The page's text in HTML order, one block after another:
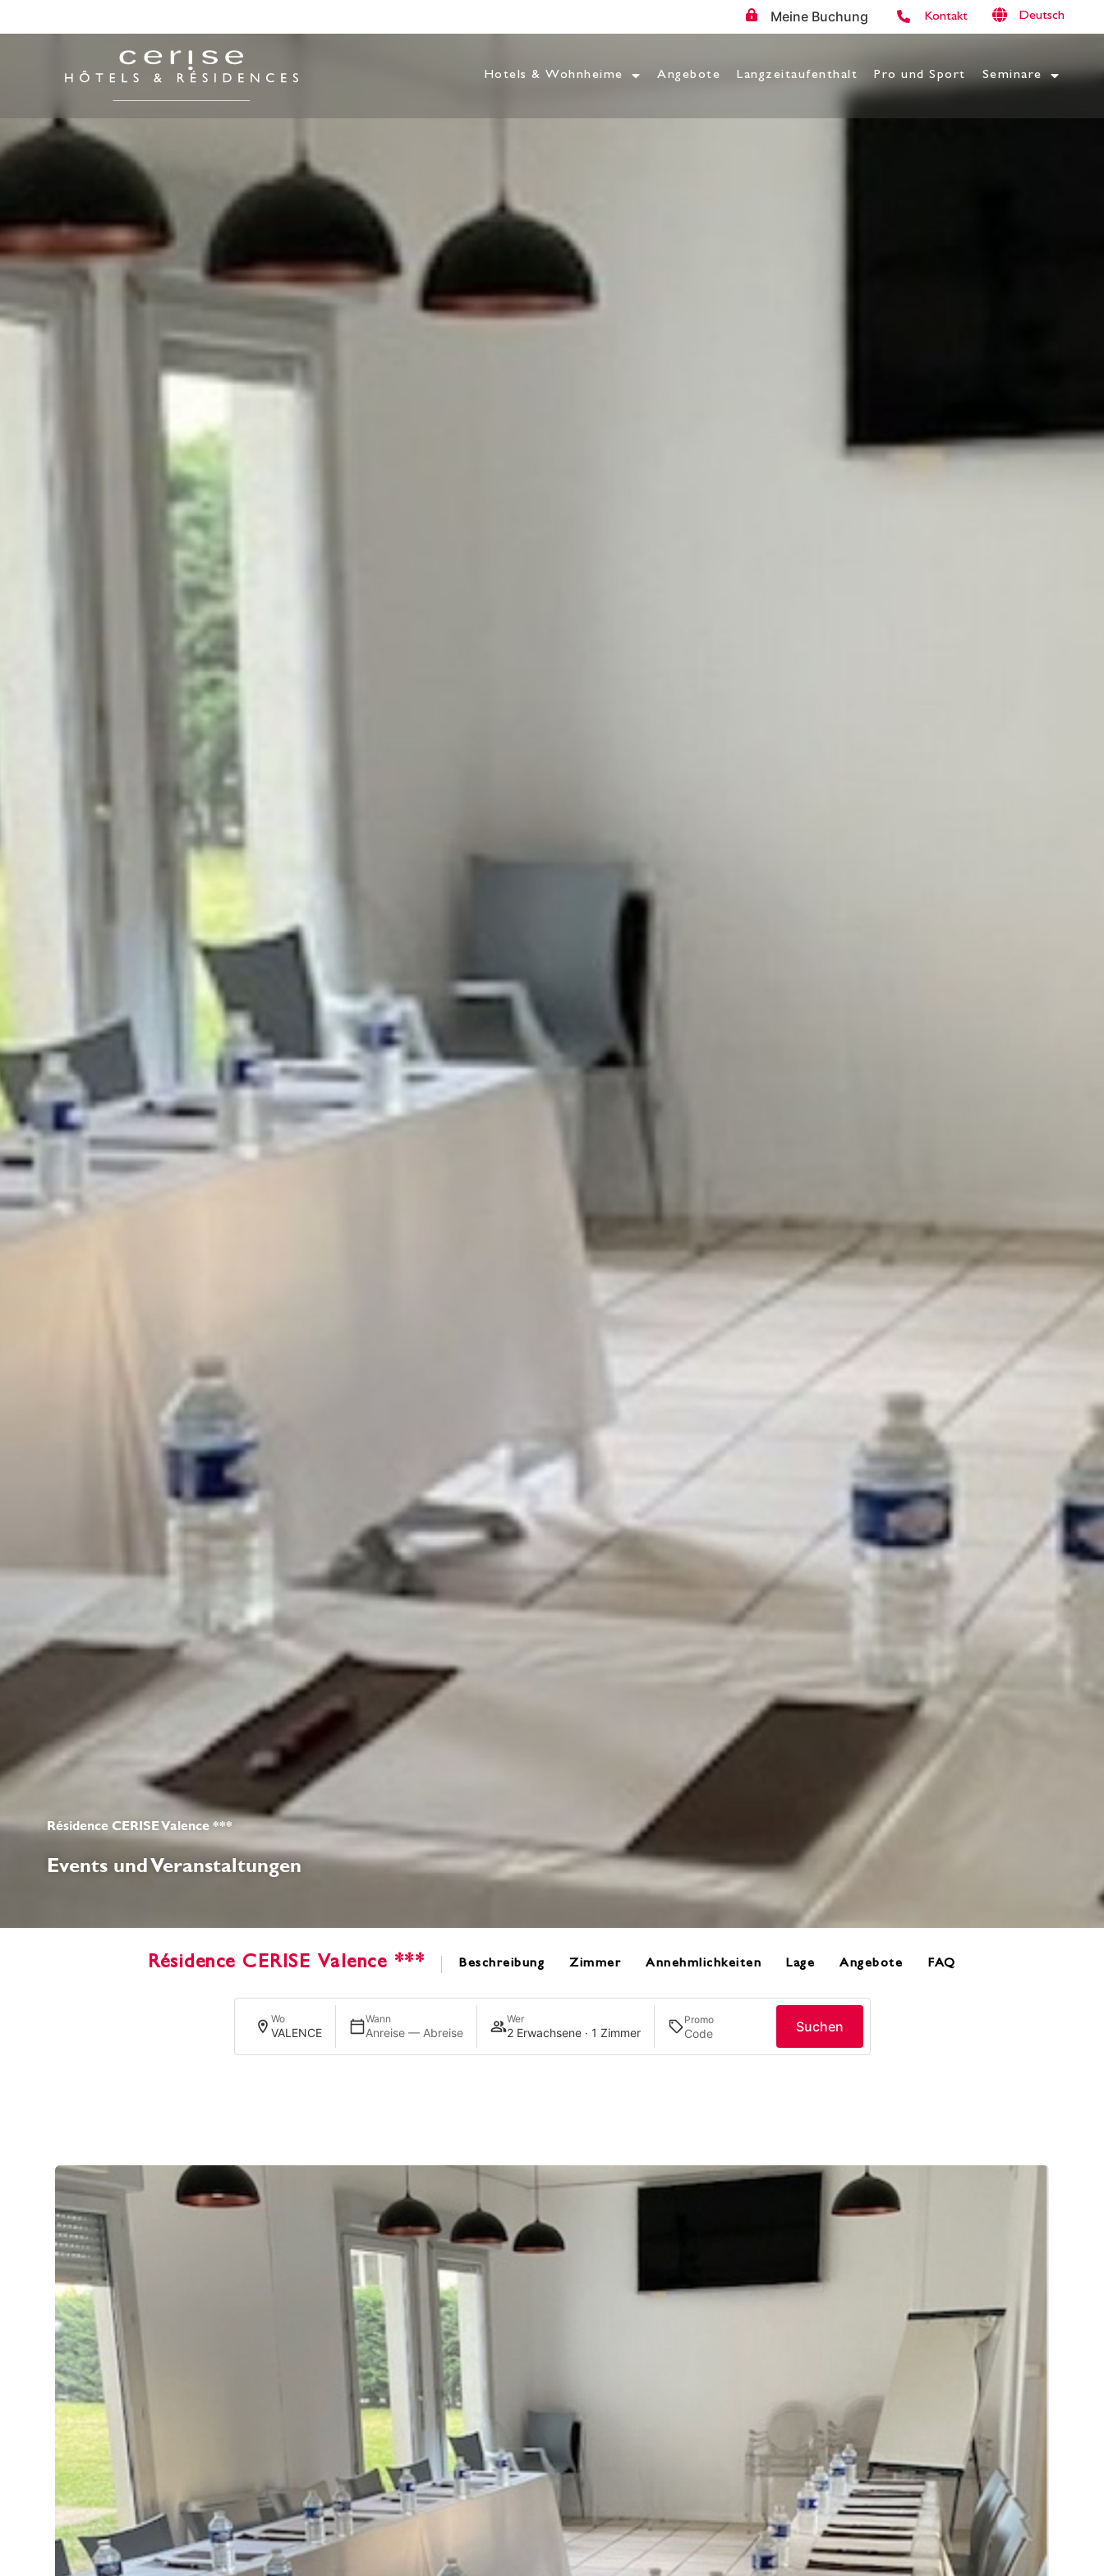
Meine Buchung Kontakt Deutsch
Hotels & Wohnheime Angebote Langzeitaufenthalt Pro und Sport Seminare
Résidence CERISE Valence ***
Events und Veranstaltungen
Résidence CERISE Valence *** Beschreibung Zimmer Annehmlichkeiten Lage Angebote FAQ
Wo
VALENCE
Wann
Anreise — Abreise
Wer
2 Erwachsene · 1 Zimmer
Promo Suchen